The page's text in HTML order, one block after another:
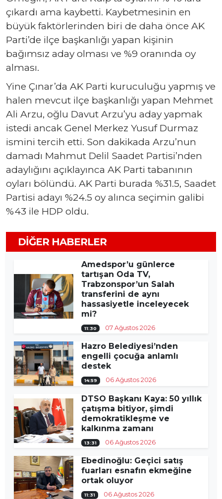
çıkardı ama kaybetti. Kaybetmesinin en
büyük faktörlerinden biri de daha önce AK
Parti’de ilçe başkanlığı yapan kişinin
bağımsız aday olması ve %9 oranında oy
alması.
Yine Çınar’da AK Parti kuruculuğu yapmış ve
halen mevcut ilçe başkanlığı yapan Mehmet
Ali Arzu, oğlu Davut Arzu’yu aday yapmak
istedi ancak Genel Merkez Yusuf Durmaz
ismini tercih etti. Son dakikada Arzu’nun
damadı Mahmut Delil Saadet Partisi’nden
adaylığını açıklayınca AK Parti tabanının
oyları bölündü. AK Parti burada %31.5, Saadet
Partisi adayı %24.5 oy alınca seçimin galibi
%43 ile HDP oldu.
DIĞER HABERLER
Amedspor’u günlerce
tartışan Oda TV,
Trabzonspor’un Salah
transferini de aynı
hassasiyetle inceleyecek
mi?
11:30 07 Ağustos 2026
Hazro Belediyesi’nden
engelli çocuğa anlamlı
destek
14:59 06 Ağustos 2026
DTSO Başkanı Kaya: 50 yıllık
çatışma bitiyor, şimdi
demokratikleşme ve
kalkınma zamanı
13:31 06 Ağustos 2026
Ebedinoğlu: Geçici satış
fuarları esnafın ekmeğine
ortak oluyor
11:31 06 Ağustos 2026